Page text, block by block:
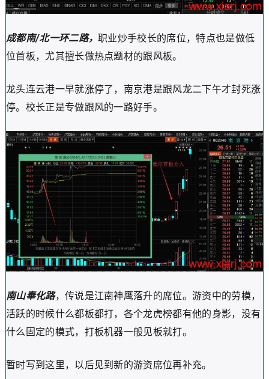
成都南/北一环二路，职业炒手校长的席位，特点也是做低
位首板，尤其擅长做热点题材的跟风板。
龙头连云港一早就涨停了，南京港是跟风龙二下午才封死涨
停。校长正是专做跟风的一路好手。
南山奉化路，传说是江南神鹰落升的席位。游资中的劳模，
活跃的时候什么都板都打，各个龙虎榜都有他的身影，没有
什么固定的模式，打板机器一般见板就打。
暂时写到这里，以后见到新的游资席位再补充。